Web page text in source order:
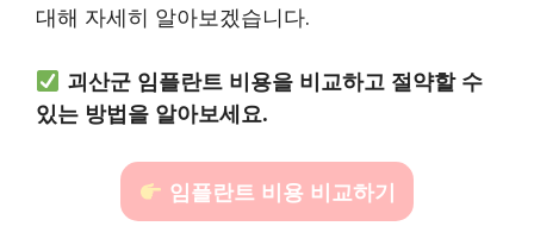
대해 자세히 알아보겠습니다.
괴산군 임플란트 비용을 비교하고 절약할 수
있는 방법을 알아보세요.
임플란트 비용 비교하기